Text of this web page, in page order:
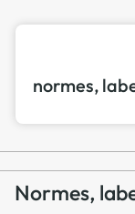
normes,
Normes,